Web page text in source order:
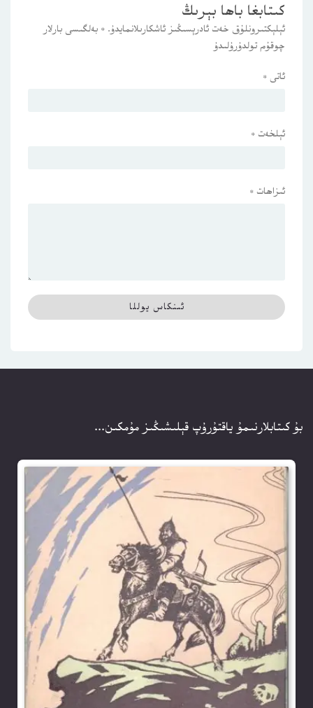
كىتابغا باھا بېرىڭ
ئېلېكتىرونلۇق خەت ئادرېسىڭىز ئاشكارىلانمايدۇ. * بەلگىسى بارلار
چوقۇم تولدۇرۇلىدۇ
ئاتى *
ئېلخەت *
ئىزاھات *
بۇ كىتابلارنىمۇ ياقتۇرۇپ قېلىشىڭىز مۇمكىن...